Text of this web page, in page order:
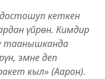
кеткен
үйрөн. Кимдир
таанышканда
эмне деп
кыл» (Аарон).